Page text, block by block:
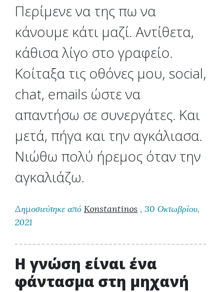
Περίμενε να της πω να
κάνουμε κάτι μαζί. Αντίθετα,
κάθισα λίγο στο γραφείο.
Κοίταξα τις οθόνες μου, social,
chat, emails ώστε να
απαντήσω σε συνεργάτες. Και
μετά, πήγα και την αγκάλιασα.
Νιώθω πολύ ήρεμος όταν την
αγκαλιάζω.
Δημοσιεύτηκε από Konstantinos , 30 Οκτωβρίου,
2021
H γνώση είναι ένα
φάντασμα στη μηχανή